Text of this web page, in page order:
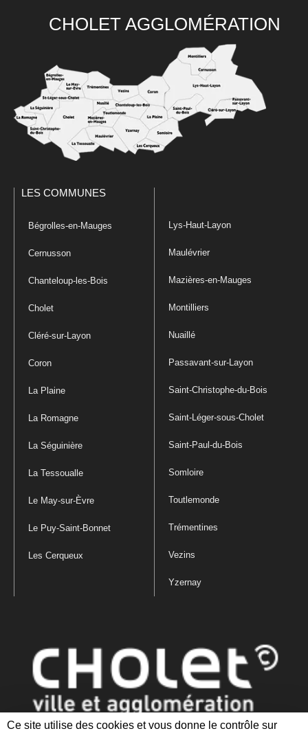
Ce site utilise des cookies et vous donne le contrôle sur
CHOLET AGGLOMÉRATION
LES COMMUNES
Bégrolles-en-Mauges
Cernusson
Chanteloup-les-Bois
Cholet
Cléré-sur-Layon
Coron
La Plaine
La Romagne
La Séguinière
La Tessoualle
Le May-sur-Èvre
Le Puy-Saint-Bonnet
Les Cerqueux
Lys-Haut-Layon
Maulévrier
Mazières-en-Mauges
Montilliers
Nuaillé
Passavant-sur-Layon
Saint-Christophe-du-Bois
Saint-Léger-sous-Cholet
Saint-Paul-du-Bois
Somloire
Toutlemonde
Trémentines
Vezins
Yzernay